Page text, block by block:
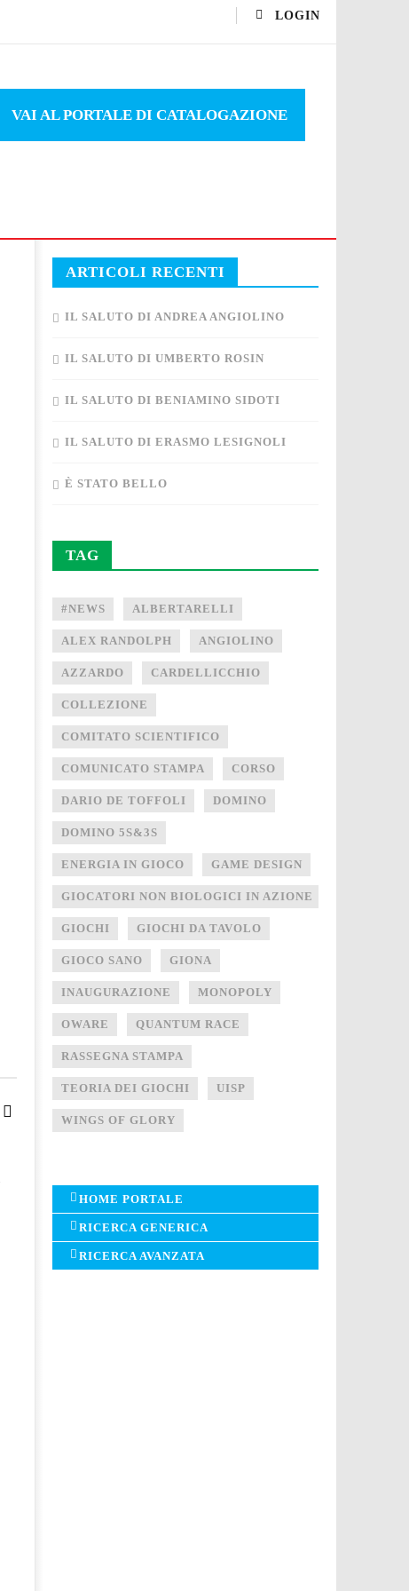
LOGIN
VAI AL PORTALE DI CATALOGAZIONE
ARTICOLI RECENTI
IL SALUTO DI ANDREA ANGIOLINO
IL SALUTO DI UMBERTO ROSIN
IL SALUTO DI BENIAMINO SIDOTI
IL SALUTO DI ERASMO LESIGNOLI
È STATO BELLO
TAG
#NEWS ALBERTARELLI
ALEX RANDOLPH ANGIOLINO
AZZARDO CARDELLICCHIO
COLLEZIONE
COMITATO SCIENTIFICO
COMUNICATO STAMPA CORSO
DARIO DE TOFFOLI DOMINO
DOMINO 5S&3S
ENERGIA IN GIOCO GAME DESIGN
GIOCATORI NON BIOLOGICI IN AZIONE
GIOCHI GIOCHI DA TAVOLO
GIOCO SANO GIONA
INAUGURAZIONE MONOPOLY
OWARE QUANTUM RACE
RASSEGNA STAMPA
TEORIA DEI GIOCHI UISP
WINGS OF GLORY
HOME PORTALE
RICERCA GENERICA
RICERCA AVANZATA